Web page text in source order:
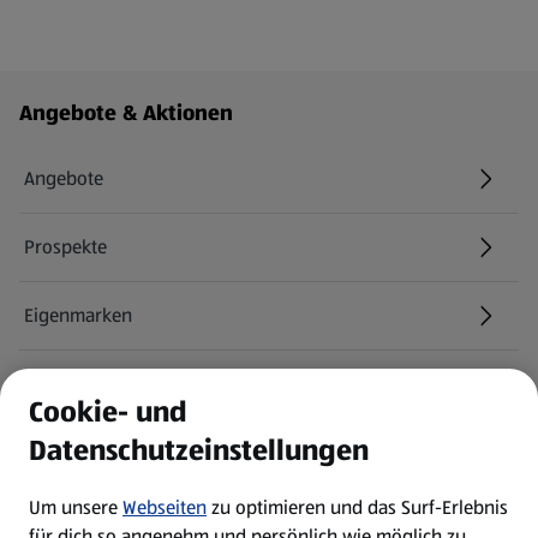
Fußzeilenmenü - weitere Links
Angebote & Aktionen
Angebote
Prospekte
Eigenmarken
Newsletter
WhatsApp
Cookie- und
Datenschutzeinstellungen
Um unsereWebseitenzu optimieren und das Surf-Erlebnis